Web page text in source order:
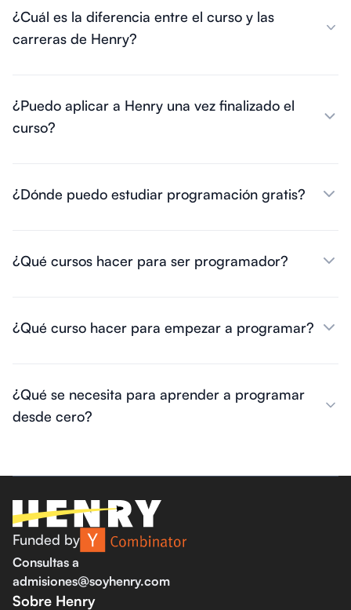
¿Cuál es la diferencia entre el curso y las
carreras de Henry?
¿Puedo aplicar a Henry una vez finalizado el
curso?
¿Dónde puedo estudiar programación gratis?
¿Qué cursos hacer para ser programador?
¿Qué curso hacer para empezar a programar?
¿Qué se necesita para aprender a programar
desde cero?
Funded by
Consultas a
admisiones@soyhenry.com
Sobre Henry